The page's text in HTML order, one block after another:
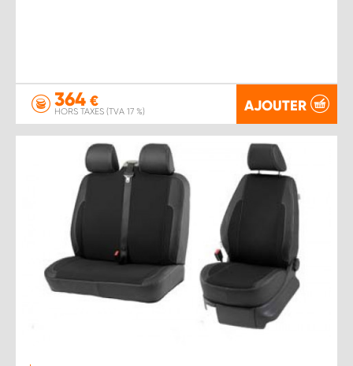
364 €
HORS TAXES (TVA 17 %) AJOUTER